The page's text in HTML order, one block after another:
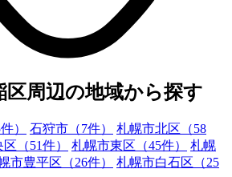
区周辺の地域から探す
） 石狩市（7件）
札幌市北区（58
（51件） 札幌市東区（45件）
札幌
市豊平区（26件）
札幌市白石区（25